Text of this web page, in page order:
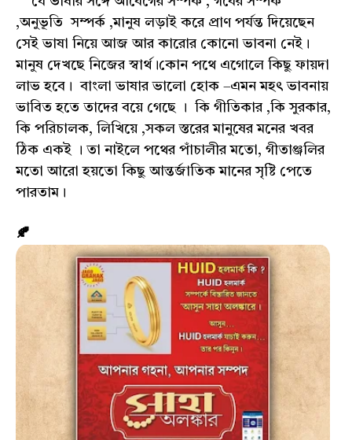
,অনুভূতি সম্পর্ক ,মানুষ লড়াই করে প্রাণ পর্যন্ত দিয়েছেন
সেই ভাষা নিয়ে আজ আর কারোর কোনো ভাবনা নেই।
মানুষ দেখছে নিজের স্বার্থ।কোন পথে এগোলে কিছু ফায়দা
লাভ হবে। বাংলা ভাষার ভালো হোক –এমন মহৎ ভাবনায়
ভাবিত হতে তাদের বয়ে গেছে । কি গীতিকার ,কি সুরকার,
কি পরিচালক, লিখিয়ে ,সকল স্তরের মানুষের মনের খবর
ঠিক একই । তা নাইলে পথের পাঁচালীর মতো, গীতাঞ্জলির
মতো আরো হয়তো কিছু আন্তর্জাতিক মানের সৃষ্টি পেতে
পারতাম।
🍂